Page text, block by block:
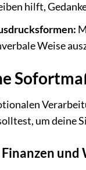
hilft,
Weise
um deine